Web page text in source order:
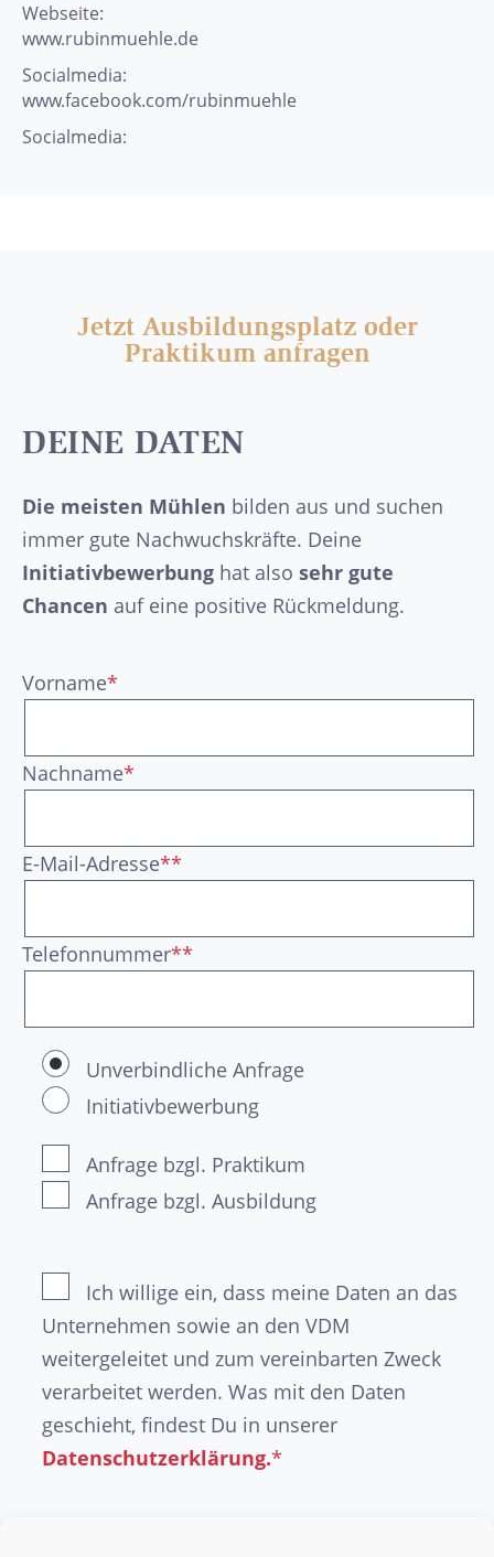
Webseite:
www.rubinmuehle.de
Socialmedia:
www.facebook.com/rubinmuehle
Socialmedia:
Jetzt Ausbildungsplatz oder
Praktikum anfragen
DEINE DATEN
Die meisten Mühlen bilden aus und suchen
immer gute Nachwuchskräfte. Deine
Initiativbewerbung hat also sehr gute
Chancen auf eine positive Rückmeldung.
Vorname*
Nachname*
E-Mail-Adresse**
Telefonnummer**
Unverbindliche Anfrage
Initiativbewerbung
Anfrage bzgl. Praktikum
Anfrage bzgl. Ausbildung
Ich willige ein, dass meine Daten an das
Unternehmen sowie an den VDM
weitergeleitet und zum vereinbarten Zweck
verarbeitet werden. Was mit den Daten
geschieht, findest Du in unserer
Datenschutzerklärung.*